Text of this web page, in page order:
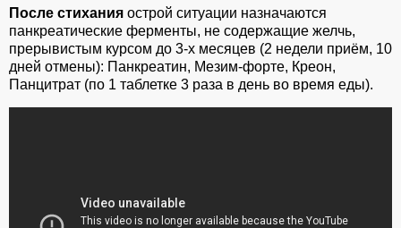
После стихания острой ситуации назначаются
панкреатические ферменты, не содержащие желчь,
прерывистым курсом до 3-х месяцев (2 недели приём, 10
дней отмены): Панкреатин, Мезим-форте, Креон,
Панцитрат (по 1 таблетке 3 раза в день во время еды).